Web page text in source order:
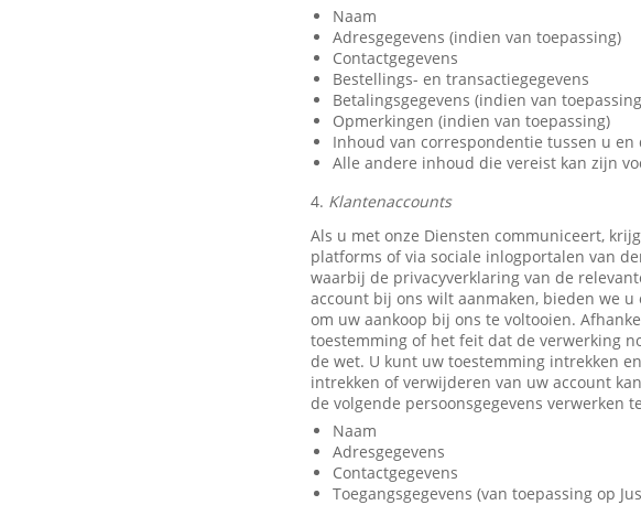
Naam
Adresgegevens (indien van toepassing)
Contactgegevens
Bestellings- en transactiegegevens
Betalingsgegevens (indien van
Opmerkingen (indien van toepassing)
Inhoud van correspondentie tussen u en
Alle andere inhoud die vereist kan zijn
4. Klantenaccounts
Als u met onze Diensten communiceert,
platforms of via sociale inlogportalen van
waarbij de privacyverklaring van de
account bij ons wilt aanmaken, bieden we
om uw aankoop bij ons te voltooien.
toestemming of het feit dat de verwerking
de wet. U kunt uw toestemming intrekken
intrekken of verwijderen van uw account
de volgende persoonsgegevens verwerken
Naam
Adresgegevens
Contactgegevens
Toegangsgegevens (van toepassing op